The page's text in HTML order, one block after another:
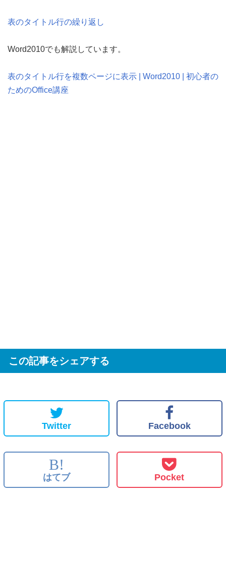
表のタイトル行の繰り返し
Word2010でも解説しています。
表のタイトル行を複数ページに表示 | Word2010 | 初心者の
ためのOffice講座
この記事をシェアする
Twitter Facebook
B!
はてブ Pocket